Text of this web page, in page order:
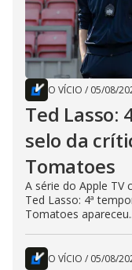
O VÍCIO / 05/08/
Ted Lasso:
selo da
Tomatoes
A série do Apple TV
Ted Lasso: 4ª
Tomatoes
O VÍCIO / 05/08/